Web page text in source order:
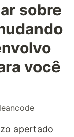
sobre
você
apertado